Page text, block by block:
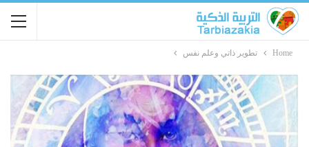
Home تطوير ذاتي وعلم نفس